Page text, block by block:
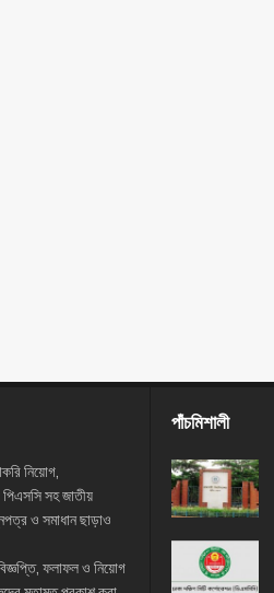
নিয়োগ,
সহ জাতীয়
ও সমাধান ছাড়াও
ফলাফল ও নিয়োগ
পাঁচমিশালী